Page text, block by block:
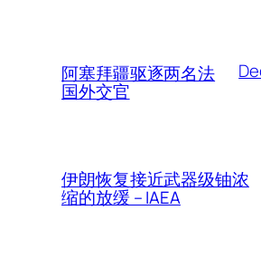
阿塞拜疆驱逐两名法
国外交官
伊朗恢复接近武器级铀浓
缩的放缓 – IAEA